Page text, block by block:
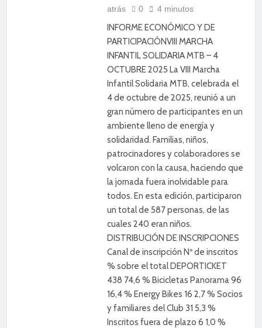
atrás
0 4 minutos
INFORME ECONÓMICO Y DE
PARTICIPACIÓNVIII MARCHA
INFANTIL SOLIDARIA MTB – 4
OCTUBRE 2025 La VIII Marcha
Infantil Solidaria MTB, celebrada el
4 de octubre de 2025, reunió a un
gran número de participantes en un
ambiente lleno de energía y
solidaridad. Familias, niños,
patrocinadores y colaboradores se
volcaron con la causa, haciendo que
la jornada fuera inolvidable para
todos. En esta edición, participaron
un total de 587 personas, de las
cuales 240 eran niños.
DISTRIBUCIÓN DE INSCRIPCIONES
Canal de inscripción Nº de inscritos
% sobre el total DEPORTICKET
438 74,6 % Bicicletas Panorama 96
16,4 % Energy Bikes 16 2,7 % Socios
y familiares del Club 31 5,3 %
Inscritos fuera de plazo 6 1,0 %